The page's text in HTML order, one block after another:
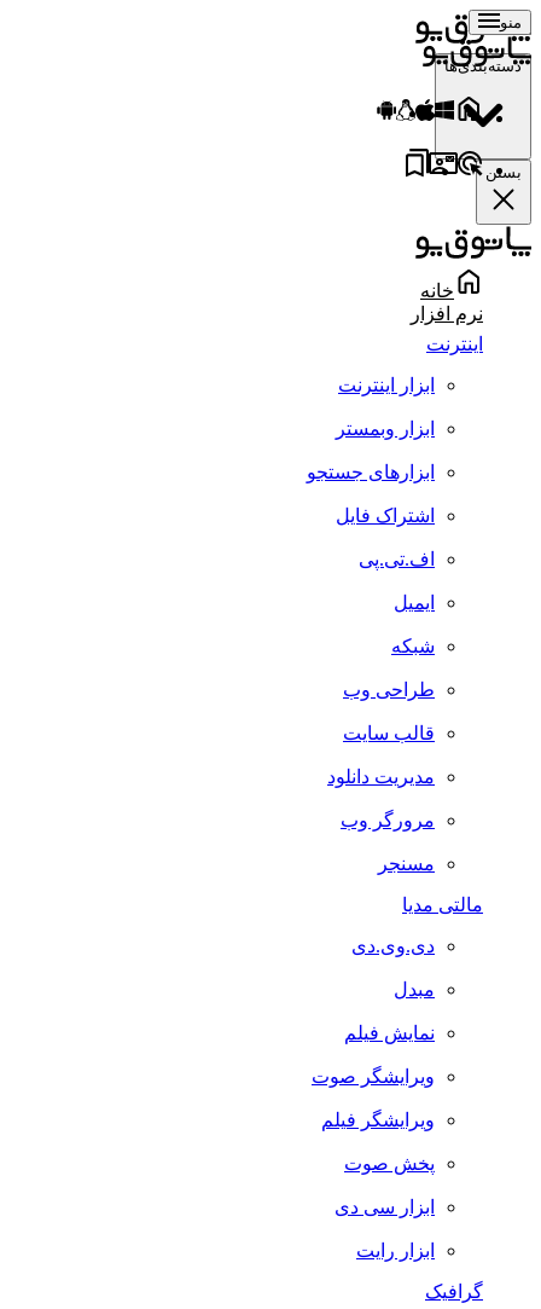
منو
دسته‌بندی‌ها
بستن
خانه
نرم افزار
اینترنت
ابزار اینترنت
ابزار وبمستر
ابزارهای جستجو
اشتراک فایل
اف.تی.پی
ایمیل
شبکه
طراحی وب
قالب سایت
مدیریت دانلود
مرورگر وب
مسنجر
مالتی مدیا
دی.وی.دی
مبدل
نمایش فیلم
ویرایشگر صوت
ویرایشگر فیلم
پخش صوت
ابزار سی دی
ابزار رایت
گرافیک